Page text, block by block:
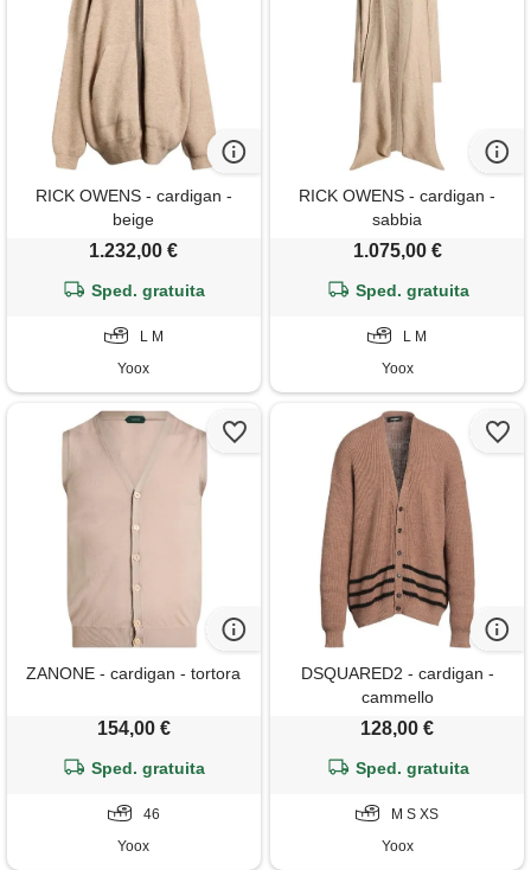
RICK OWENS - cardigan -
beige
1.232,00 €
Sped. gratuita
L M
Yoox
RICK OWENS - cardigan -
sabbia
1.075,00 €
Sped. gratuita
L M
Yoox
ZANONE - cardigan - tortora
154,00 €
Sped. gratuita
46
Yoox
DSQUARED2 - cardigan -
cammello
128,00 €
Sped. gratuita
M S XS
Yoox